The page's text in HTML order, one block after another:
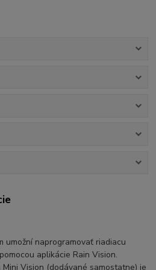
umožní naprogramovať riadiacu
aplikácie Rain Vision.
Vision (dodávané samostatne) je